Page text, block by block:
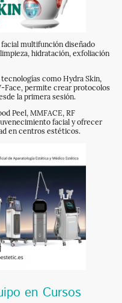
multifunción diseñado
hidratación, exfoliación
como Hydra Skin,
Face, permite crear protocolos
la primera sesión.
Peel, MMFACE, RF
facial y ofrecer
en centros estéticos.
en Cursos